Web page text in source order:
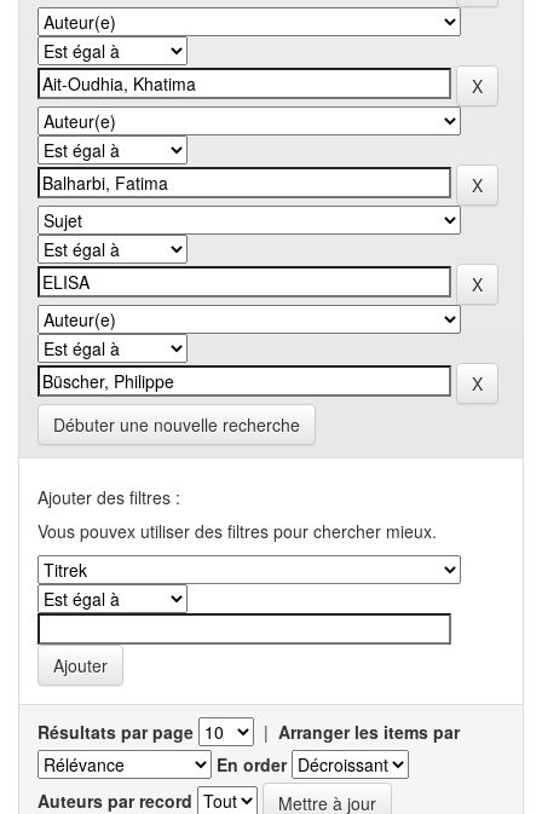
Débuter une nouvelle recherche
Ajouter des filtres :
Vous pouvex utiliser des filtres pour chercher mieux.
Résultats par page | Arranger les items par
En order
Auteurs par record